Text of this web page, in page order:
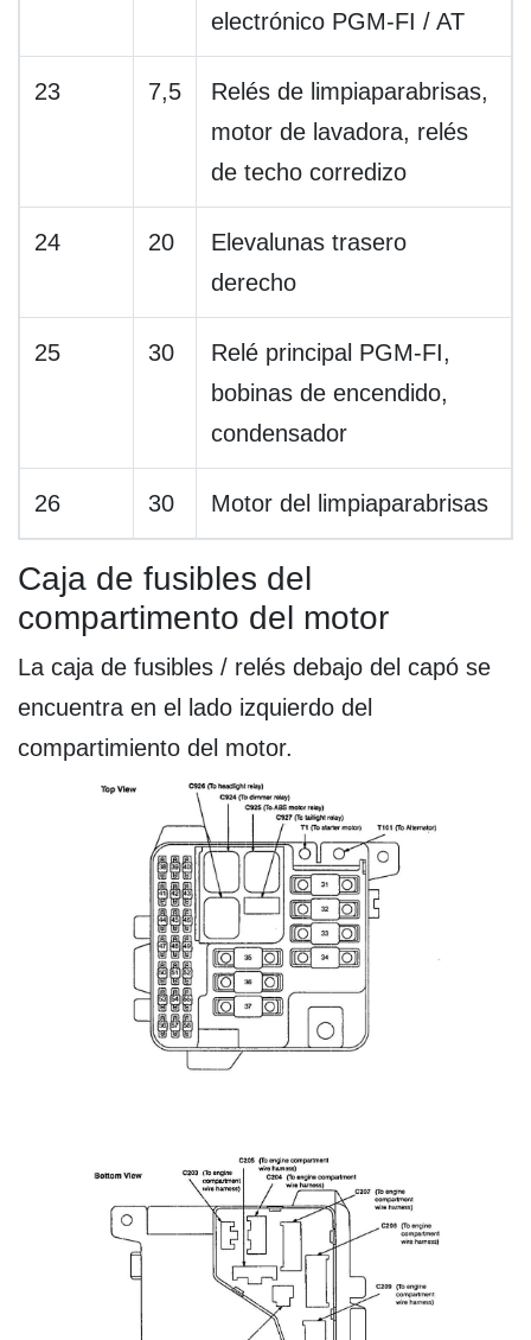
electrónico PGM-FI / AT
23 7,5
Relés de limpiaparabrisas,
motor de lavadora, relés
de techo corredizo
24 20
Elevalunas trasero
derecho
25 30
Relé principal PGM-FI,
bobinas de encendido,
condensador
26 30 Motor del limpiaparabrisas
Caja de fusibles del
compartimento del motor
La caja de fusibles / relés debajo del capó se
encuentra en el lado izquierdo del
compartimiento del motor.